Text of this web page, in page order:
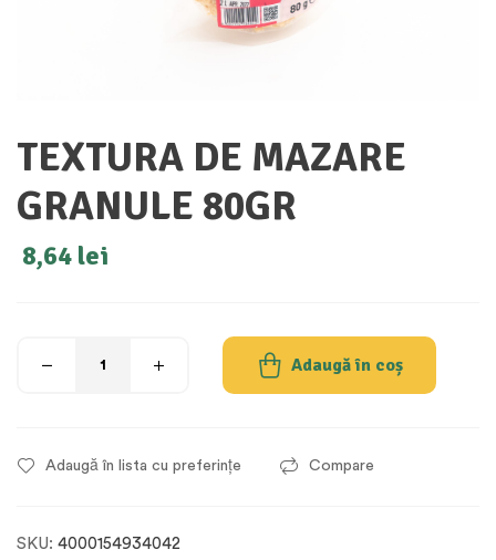
TEXTURA DE MAZARE
GRANULE 80GR
8,64 lei
Adaugă în coș
Adaugă în lista cu preferințe Compare
SKU: 4000154934042